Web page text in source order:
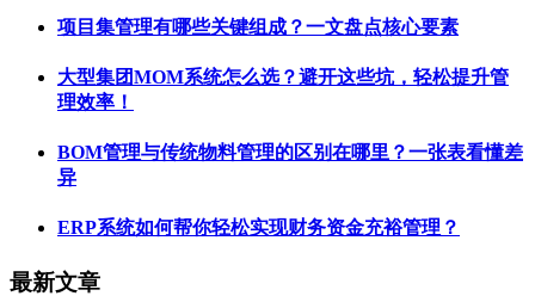
项目集管理有哪些关键组成？一文盘点核心要素
大型集团MOM系统怎么选？避开这些坑，轻松提升管
理效率！
BOM管理与传统物料管理的区别在哪里？一张表看懂差
异
ERP系统如何帮你轻松实现财务资金充裕管理？
最新文章